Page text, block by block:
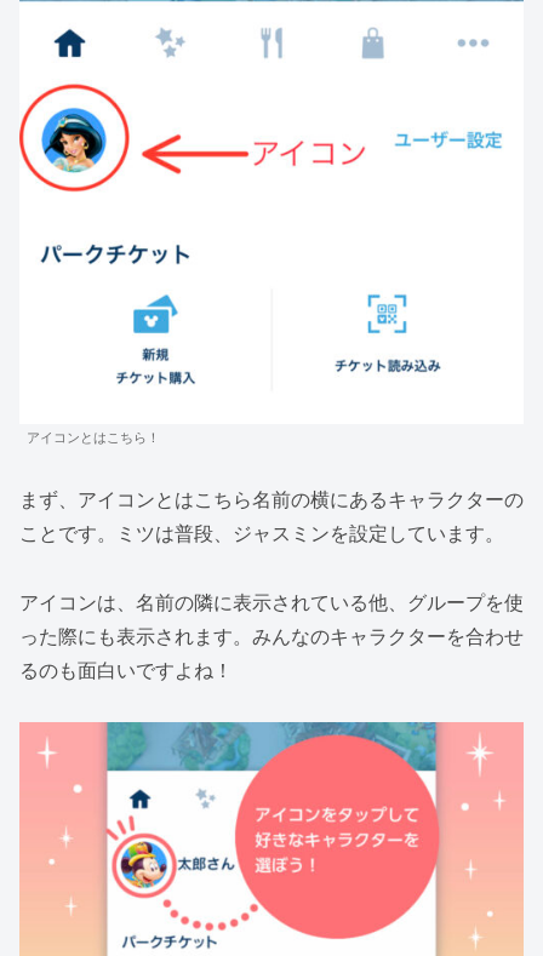
アイコンとはこちら！
まず、アイコンとはこちら名前の横にあるキャラクターの
ことです。ミツは普段、ジャスミンを設定しています。
アイコンは、名前の隣に表示されている他、グループを使
った際にも表示されます。みんなのキャラクターを合わせ
るのも面白いですよね！